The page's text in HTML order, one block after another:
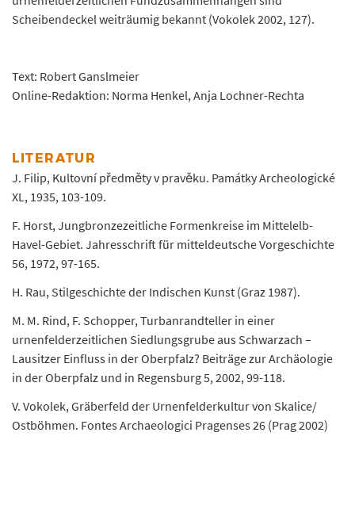
Scheibendeckel weiträumig bekannt (Vokolek 2002, 127).
Text: Robert Ganslmeier
Online-Redaktion: Norma Henkel, Anja Lochner-Rechta
LITERATUR
J. Filip, Kultovní předměty v pravěku. Památky Archeologické
XL, 1935, 103-109.
F. Horst, Jungbronzezeitliche Formenkreise im Mittelelb-
Havel-Gebiet. Jahresschrift für mitteldeutsche Vorgeschichte
56, 1972, 97-165.
H. Rau, Stilgeschichte der Indischen Kunst (Graz 1987).
M. M. Rind, F. Schopper, Turbanrandteller in einer
urnenfelderzeitlichen Siedlungsgrube aus Schwarzach –
Lausitzer Einfluss in der Oberpfalz? Beiträge zur Archäologie
in der Oberpfalz und in Regensburg 5, 2002, 99-118.
V. Vokolek, Gräberfeld der Urnenfelderkultur von Skalice/
Ostböhmen. Fontes Archaeologici Pragenses 26 (Prag 2002)